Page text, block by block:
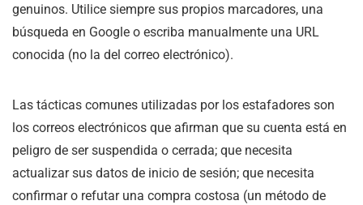
genuinos. Utilice siempre sus propios marcadores, una
búsqueda en Google o escriba manualmente una URL
conocida (no la del correo electrónico).
Las tácticas comunes utilizadas por los estafadores son
los correos electrónicos que afirman que su cuenta está en
peligro de ser suspendida o cerrada; que necesita
actualizar sus datos de inicio de sesión; que necesita
confirmar o refutar una compra costosa (un método de